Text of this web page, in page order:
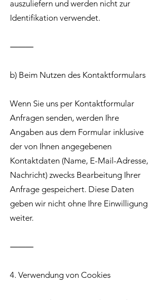
auszuliefern und werden nicht zur
Identifikation verwendet.
⸻
b) Beim Nutzen des Kontaktformulars
Wenn Sie uns per Kontaktformular
Anfragen senden, werden Ihre
Angaben aus dem Formular inklusive
der von Ihnen angegebenen
Kontaktdaten (Name, E-Mail-Adresse,
Nachricht) zwecks Bearbeitung Ihrer
Anfrage gespeichert. Diese Daten
geben wir nicht ohne Ihre Einwilligung
weiter.
⸻
4. Verwendung von Cookies